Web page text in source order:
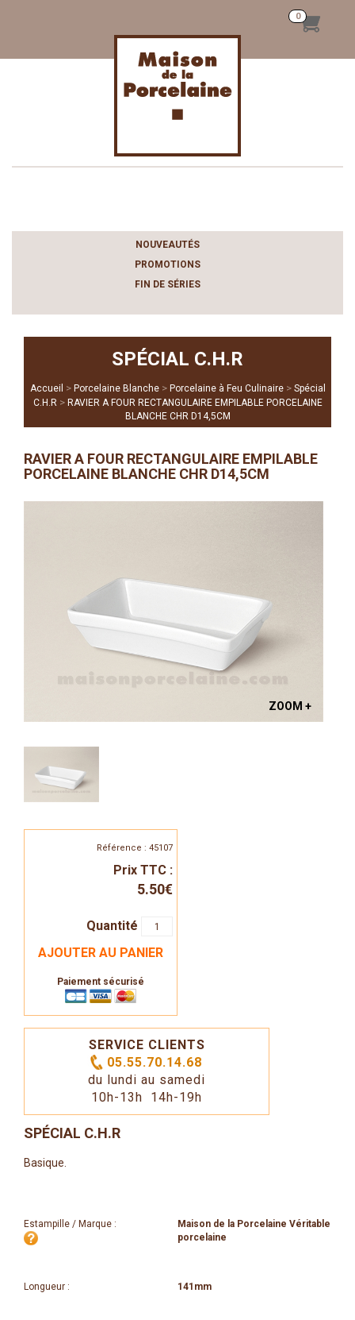
NOUVEAUTÉS
PROMOTIONS
FIN DE SÉRIES
SPÉCIAL C.H.R
Accueil > Porcelaine Blanche > Porcelaine à Feu Culinaire > Spécial
C.H.R > RAVIER A FOUR RECTANGULAIRE EMPILABLE PORCELAINE
BLANCHE CHR D14,5CM
RAVIER A FOUR RECTANGULAIRE EMPILABLE
PORCELAINE BLANCHE CHR D14,5CM
ZOOM +
Référence : 45107
Prix TTC :
5.50€
Quantité
AJOUTER AU PANIER
Paiement sécurisé
SERVICE CLIENTS
05.55.70.14.68
du lundi au samedi
10h-13h 14h-19h
SPÉCIAL C.H.R
Basique.
Estampille / Marque :
Maison de la Porcelaine Véritable
porcelaine
Longueur : 141mm